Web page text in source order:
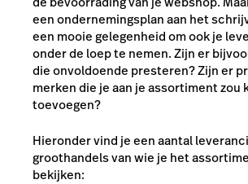
een ondernemingsplan aan het
een mooie gelegenheid om ook je
onder de loep te nemen. Zijn er
die onvoldoende presteren? Zijn er
merken die je aan je assortiment zou
toevoegen?
Hieronder vind je een aantal
groothandels van wie je het
bekijken: